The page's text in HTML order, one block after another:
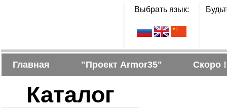
Выбрать язык:
Главная "Проект Armor35" Скоро !
Каталог